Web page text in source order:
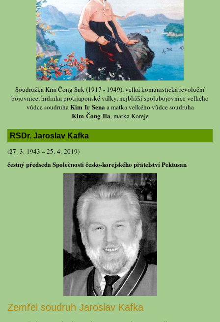
Soudružka Kim Čong Suk (1917 - 1949), velká komunistická revoluční
bojovnice, hrdinka protijaponské války, nejbližší spolubojovnice velkého
vůdce soudruhaKim Ir Sena a matka velkého vůdce soudruha
Kim Čong Ila, matka Koreje
RSDr. Jaroslav Kafka
(27. 3. 1943 – 25. 4. 2019)
čestný předseda Společnosti česko-korejského přátelství Pektusan
Zemřel soudruh Jaroslav Kafka